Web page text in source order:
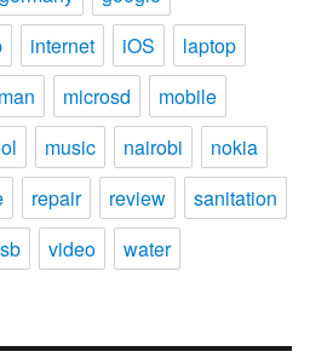
internet iOS
laptop
microsd
mobile
music nairobi
nokia
repair review
sanitation
video water